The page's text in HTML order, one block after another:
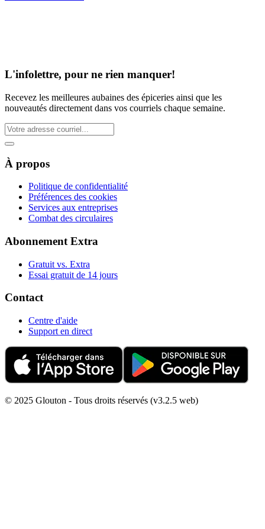
L'infolettre, pour ne rien manquer!
Recevez les meilleures aubaines des épiceries ainsi que les
nouveautés directement dans vos courriels chaque semaine.
À propos
Politique de confidentialité
Préférences des cookies
Services aux entreprises
Combat des circulaires
Abonnement Extra
Gratuit vs. Extra
Essai gratuit de 14 jours
Contact
Centre d'aide
Support en direct
© 2025 Glouton - Tous droits réservés (v3.2.5 web)